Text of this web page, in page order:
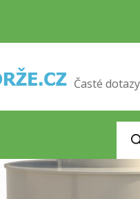
Časté dotazy
vodoměrná
VODOMĚRNÉ ŠACHTY